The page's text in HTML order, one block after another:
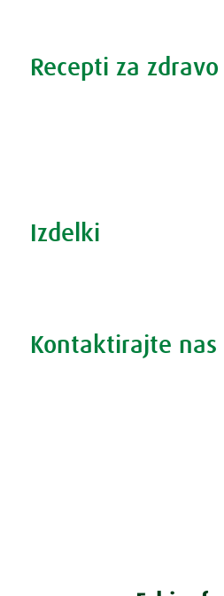
Recepti za
Izdelki
Kontaktirajte nas